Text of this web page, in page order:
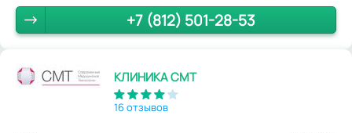
+7 (812) 501-28-53
КЛИНИКА СМТ
16 отзывов